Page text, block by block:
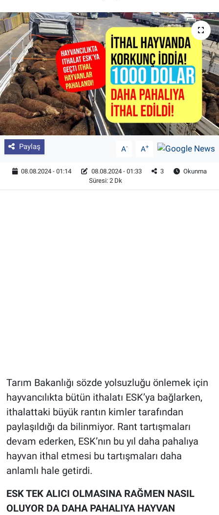
Paylaş A- A+
08.08.2024 - 01:14 08.08.2024 - 01:33 3
Okunma
Süresi: 2 Dk
Tarım Bakanlığı sözde yolsuzluğu önlemek için
hayvancılıkta bütün ithalatı ESK’ya bağlarken,
ithalattaki büyük rantın kimler tarafından
paylaşıldığı da bilinmiyor. Rant tartışmaları
devam ederken, ESK’nın bu yıl daha pahalıya
hayvan ithal etmesi bu tartışmaları daha
anlamlı hale getirdi.
ESK TEK ALICI OLMASINA RAĞMEN NASIL
OLUYOR DA DAHA PAHALIYA HAYVAN
Dünyada Tarım
Üretici Birlikleri
Şeker ve Şekerli Mamüller
Tahıllar ve Baklagiller
Tohum